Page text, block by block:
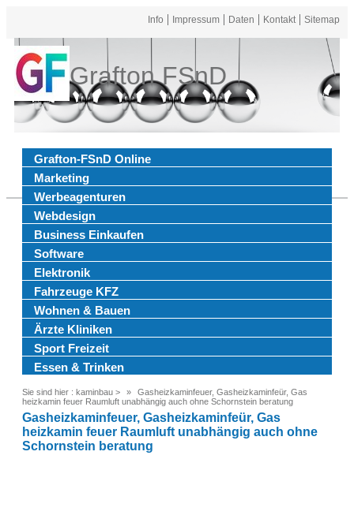
Info Impressum Daten Kontakt Sitemap
Grafton FSnD
Grafton-FSnD Online
Marketing
Werbeagenturen
Webdesign
Business Einkaufen
Software
Elektronik
Fahrzeuge KFZ
Wohnen & Bauen
Ärzte Kliniken
Sport Freizeit
Essen & Trinken
Sie sind hier : kaminbau >
Gasheizkaminfeuer, Gasheizkaminfeür, Gas
heizkamin feuer Raumluft unabhängig auch ohne Schornstein beratung
Gasheizkaminfeuer, Gasheizkaminfeür, Gas
heizkamin feuer Raumluft unabhängig auch ohne
Schornstein beratung